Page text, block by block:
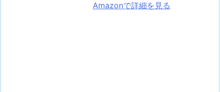
Amazonで詳細を見る